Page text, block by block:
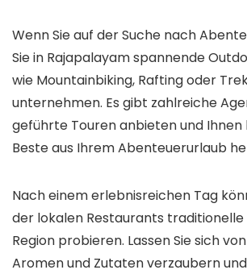
Wenn Sie auf der Suche nach
Sie in Rajapalayam spannende
wie Mountainbiking, Rafting oder
unternehmen. Es gibt zahlreiche
geführte Touren anbieten und Ihnen
Beste aus Ihrem Abenteuerurlaub
Nach einem erlebnisreichen Tag
der lokalen Restaurants
Region probieren. Lassen Sie sich
Aromen und Zutaten verzaubern